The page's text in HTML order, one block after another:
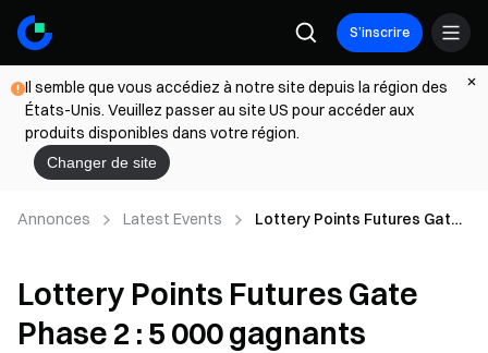
S’inscrire
Il semble que vous accédiez à notre site depuis la région des
États-Unis. Veuillez passer au site US pour accéder aux
produits disponibles dans votre région.
Changer de site
Annonces Latest Events
Lottery Points Futures Gate
20 GUSD. Échangez vos
points contre des bons à
forte valeur
Lottery Points Futures Gate
Phase 2 : 5 000 gagnants